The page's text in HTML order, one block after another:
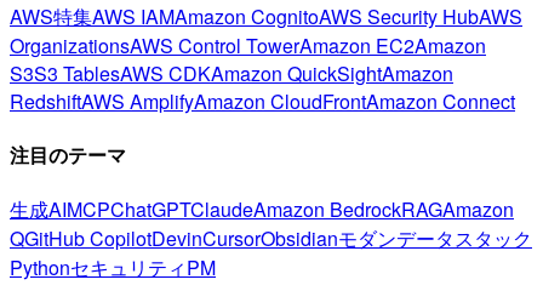
AWS特集AWS IAMAmazon CognitoAWS Security HubAWS
OrganizationsAWS Control TowerAmazon EC2Amazon
S3S3 TablesAWS CDKAmazon QuickSightAmazon
RedshiftAWS AmplifyAmazon CloudFrontAmazon Connect
注目のテーマ
生成AIMCPChatGPTClaudeAmazon BedrockRAGAmazon
QGitHub CopilotDevinCursorObsidianモダンデータスタック
PythonセキュリティPM